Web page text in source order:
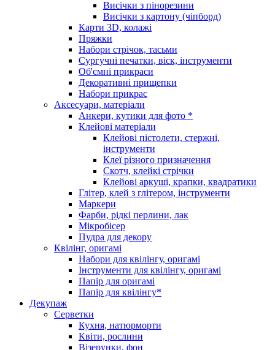
Висічки з пінорезини
Висічки з картону (чіпборд)
Карти 3D, колажі
Пряжки
Набори стрічок, тасьми
Сургучні печатки, віск, інструменти
Об'ємні прикраси
Декоративні прищепки
Набори прикрас
Аксесуари, матеріали
Анкери, кутики для фото *
Клейові матеріали
Клейові пістолети, стержні,
інструменти
Клеї різного призначення
Скотч, клейкі стрічки
Клейові аркуші, крапки, квадратики
Глітер, клей з глітером, інструменти
Маркери
Фарби, рідкі перлини, лак
Мікробісер
Пудра для декору
Квілінг, оригамі
Набори для квілінгу, оригамі
Інструменти для квілінгу, оригамі
Папір для оригамі
Папір для квілінгу*
Декупаж
Серветки
Кухня, натюрморти
Квіти, рослини
Візерунки, фон